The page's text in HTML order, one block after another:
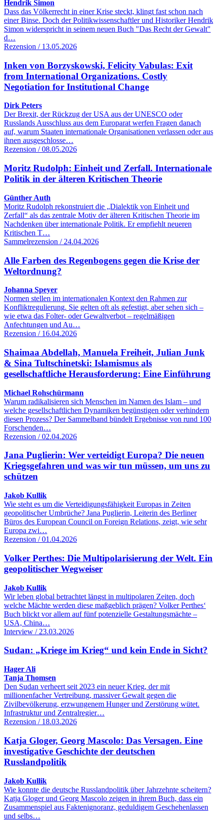
Hendrik Simon
Dass das Völkerrecht in einer Krise steckt, klingt fast schon nach
einer Binse. Doch der Politikwissenschaftler und Historiker Hendrik
Simon widerspricht in seinem neuen Buch "Das Recht der Gewalt"
d…
Rezension / 13.05.2026
Inken von Borzyskowski, Felicity Vabulas: Exit
from International Organizations. Costly
Negotiation for Institutional Change
Dirk Peters
Der Brexit, der Rückzug der USA aus der UNESCO oder
Russlands Ausschluss aus dem Europarat werfen Fragen danach
auf, warum Staaten internationale Organisationen verlassen oder aus
ihnen ausgeschlosse…
Rezension / 08.05.2026
Moritz Rudolph: Einheit und Zerfall. Internationale
Politik in der älteren Kritischen Theorie
Günther Auth
Moritz Rudolph rekonstruiert die „Dialektik von Einheit und
Zerfall“ als das zentrale Motiv der älteren Kritischen Theorie im
Nachdenken über internationale Politik. Er empfiehlt neueren
Kritischen T…
Sammelrezension / 24.04.2026
Alle Farben des Regenbogens gegen die Krise der
Weltordnung?
Johanna Speyer
Normen stellen im internationalen Kontext den Rahmen zur
Konfliktregulierung. Sie gelten oft als gefestigt, aber sehen sich –
wie etwa das Folter- oder Gewaltverbot – regelmäßigen
Anfechtungen und Au…
Rezension / 16.04.2026
Shaimaa Abdellah, Manuela Freiheit, Julian Junk
& Sina Tultschinetski: Islamismus als
gesellschaftliche Herausforderung: Eine Einführung
Michael Rohschürmann
Warum radikalisieren sich Menschen im Namen des Islam – und
welche gesellschaftlichen Dynamiken begünstigen oder verhindern
diesen Prozess? Der Sammelband bündelt Ergebnisse von rund 100
Forschenden…
Rezension / 02.04.2026
Jana Puglierin: Wer verteidigt Europa? Die neuen
Kriegsgefahren und was wir tun müssen, um uns zu
schützen
Jakob Kullik
Wie steht es um die Verteidigungsfähigkeit Europas in Zeiten
geopolitischer Umbrüche? Jana Puglierin, Leiterin des Berliner
Büros des European Council on Foreign Relations, zeigt, wie sehr
Europa zwi…
Rezension / 01.04.2026
Volker Perthes: Die Multipolarisierung der Welt. Ein
geopolitischer Wegweiser
Jakob Kullik
Wir leben global betrachtet längst in multipolaren Zeiten, doch
welche Mächte werden diese maßgeblich prägen? Volker Perthes‘
Buch blickt vor allem auf fünf potenzielle Gestaltungsmächte –
USA, China…
Interview / 23.03.2026
Sudan: „Kriege im Krieg“ und kein Ende in Sicht?
Hager Ali
Tanja Thomsen
Den Sudan verheert seit 2023 ein neuer Krieg, der mit
millionenfacher Vertreibung, massiver Gewalt gegen die
Zivilbevölkerung, erzwungenem Hunger und Zerstörung wütet.
Infrastruktur und Zentralregier…
Rezension / 18.03.2026
Katja Gloger, Georg Mascolo: Das Versagen. Eine
investigative Geschichte der deutschen
Russlandpolitik
Jakob Kullik
Wie konnte die deutsche Russlandpolitik über Jahrzehnte scheitern?
Katja Gloger und Georg Mascolo zeigen in ihrem Buch, dass ein
Zusammenspiel aus Faktenignoranz, geduldigem Geschehenlassen
und selbs…